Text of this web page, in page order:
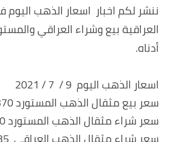
ننشر لكم اخبار اسعار الذهب
العراقية بيع وشراء العراقي
أدناه.
اسعار الذهب اليوم 9 / 7 / 2021
سعر بيع مثقال الذهب المستورد 370 الف
سعر شراء مثقال الذهب المستورد 360 الف